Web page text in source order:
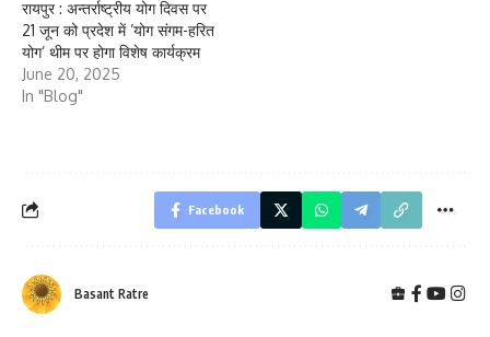
रायपुर : अन्तर्राष्ट्रीय योग दिवस पर
21 जून को प्रदेश में ’योग संगम-हरित
योग’ थीम पर होगा विशेष कार्यक्रम
June 20, 2025
In "Blog"
Facebook
Basant Ratre